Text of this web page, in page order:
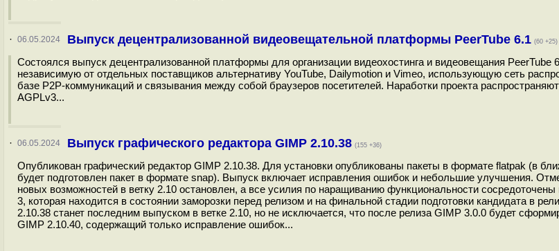
· 06.05.2024 Выпуск децентрализованной видеовещательной платформы PeerTube 6.1 (60 +25)
Состоялся выпуск децентрализованной платформы для организации видеохостинга и видеовещания PeerTube
независимую от отдельных поставщиков альтернативу YouTube, Dailymotion и Vimeo, использующую сеть
базе P2P-коммуникаций и связывания между собой браузеров посетителей. Наработки проекта
AGPLv3...
· 06.05.2024 Выпуск графического редактора GIMP 2.10.38 (155 +36)
Опубликован графический редактор GIMP 2.10.38. Для установки опубликованы пакеты в формате flatpak (в
будет подготовлен пакет в формате snap). Выпуск включает исправления ошибок и небольшие улучшения.
новых возможностей в ветку 2.10 остановлен, а все усилия по наращиванию функциональности сосредоточены
3, которая находится в состоянии заморозки перед релизом и на финальной стадии подготовки кандидата в
2.10.38 станет последним выпуском в ветке 2.10, но не исключается, что после релиза GIMP 3.0.0 будет
GIMP 2.10.40, содержащий только исправление ошибок...